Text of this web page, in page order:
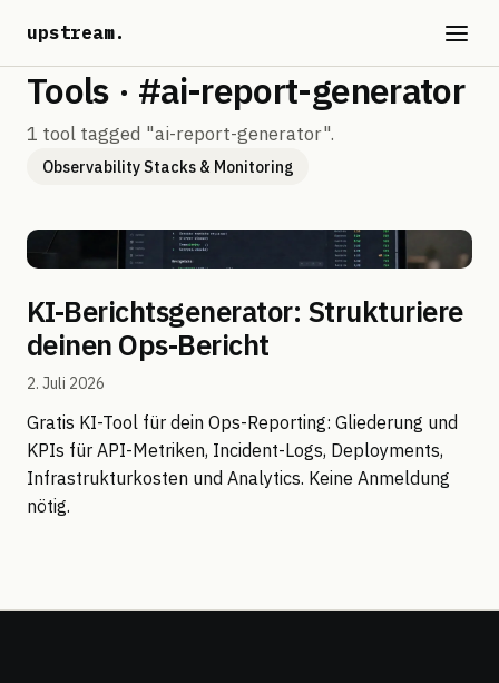
Tools · #ai-report-generator
1 tool tagged "ai-report-generator".
Observability Stacks & Monitoring
KI-Berichtsgenerator: Strukturiere
deinen Ops-Bericht
2. Juli 2026
Gratis KI-Tool für dein Ops-Reporting: Gliederung und
KPIs für API-Metriken, Incident-Logs, Deployments,
Infrastrukturkosten und Analytics. Keine Anmeldung
nötig.
upstream.